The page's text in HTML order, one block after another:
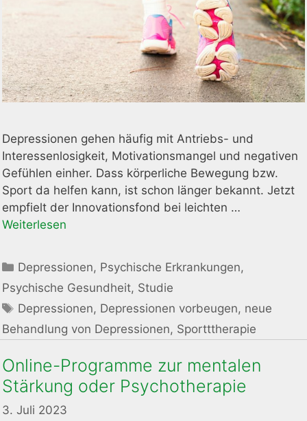
Depressionen gehen häufig mit Antriebs- und
Interessenlosigkeit, Motivationsmangel und negativen
Gefühlen einher. Dass körperliche Bewegung bzw.
Sport da helfen kann, ist schon länger bekannt. Jetzt
empfielt der Innovationsfond bei leichten …
Weiterlesen
Kategorien
Depressionen, Psychische Erkrankungen,
Psychische Gesundheit, Studie
Schlagwörter
Depressionen, Depressionen vorbeugen, neue
Behandlung von Depressionen, Sportttherapie
Online-Programme zur mentalen
Stärkung oder Psychotherapie
3. Juli 2023